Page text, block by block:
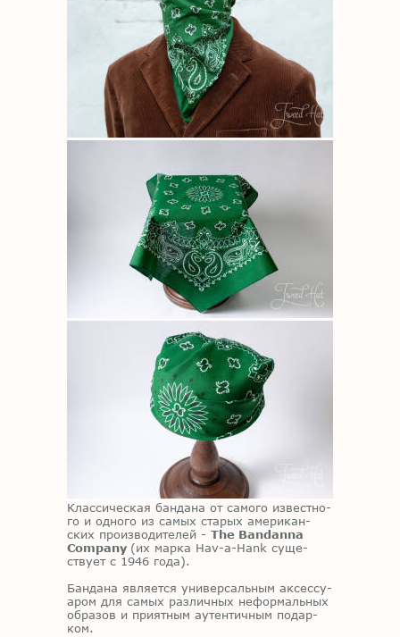
Клас­си­че­ская бан­да­на от са­мо­го из­вест­но­
го и од­но­го из са­мых ста­рых аме­ри­кан­
ских про­из­во­ди­те­лей - The Bandanna
Company (их мар­ка Hav-a-Hank су­ще­
ству­ет с 1946 года).
Бан­да­на яв­ля­ет­ся уни­вер­саль­ным ак­сес­су­
а­ром для са­мых раз­лич­ных нефор­маль­ных
об­ра­зов и при­ят­ным аутен­тич­ным по­дар­
ком.